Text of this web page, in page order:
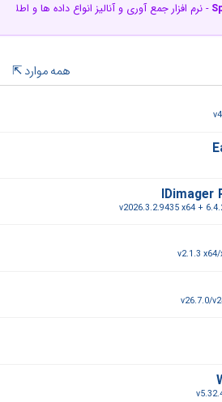
- نرم افزار جمع آوری و آنالیز انواع داده ها و
همه موارد
IDimager
v2026.3.2.9435 x64 +
v2.1.3
v26.7.0/